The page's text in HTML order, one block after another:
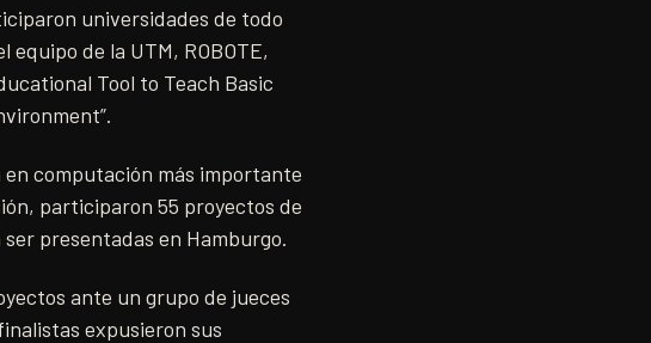
universidades de todo
de la UTM, ROBOTE,
Tool to Teach Basic
computación más importante
participaron 55 proyectos de
presentadas en Hamburgo.
ante un grupo de jueces
expusieron sus